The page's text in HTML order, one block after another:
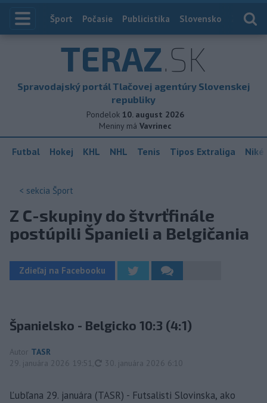
Index
Šport Počasie Publicistika Slovensko
TERAZ.SK
Spravodajský portál Tlačovej agentúry Slovenskej
republiky
Pondelok 10. august 2026
Meniny má Vavrinec
Futbal Hokej KHL NHL Tenis Tipos Extraliga
< sekcia Šport
Z C-skupiny do štvrťfinále
postúpili Španieli a Belgičania
Zdieľaj na Facebooku
Španielsko - Belgicko 10:3 (4:1)
Autor TASR
29. januára 2026 19:51
aktualizované
30. januára 2026 6:10
Ľubľana 29. januára (TASR) - Futsalisti Slovinska, ako